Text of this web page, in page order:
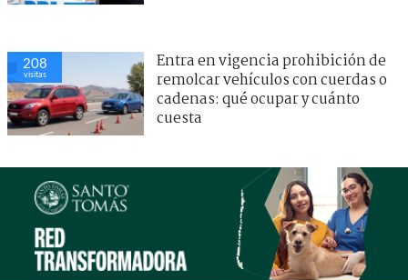
208
visitas
Entra en vigencia prohibición de
remolcar vehículos con cuerdas o
cadenas: qué ocupar y cuánto
cuesta